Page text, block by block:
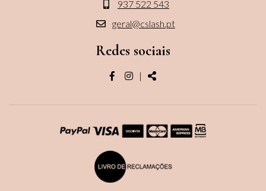
937 522 543
geral@cslash.pt
Redes sociais
PáginaPágina
| Share